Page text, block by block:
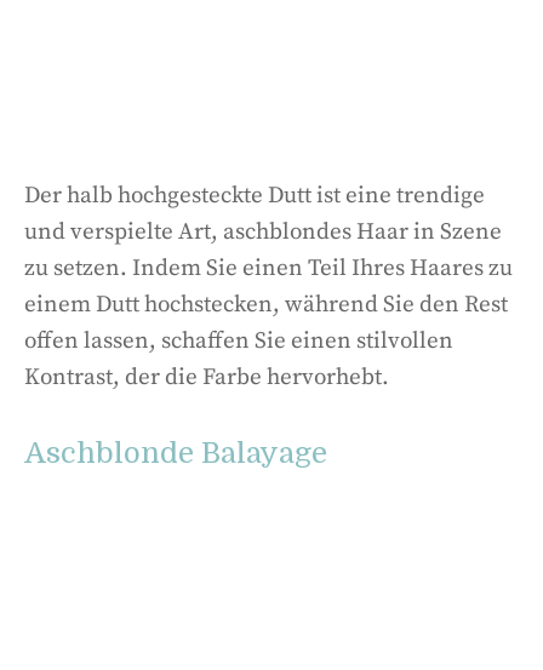
Der halb hochgesteckte Dutt ist eine trendige
und verspielte Art, aschblondes Haar in Szene
zu setzen. Indem Sie einen Teil Ihres Haares zu
einem Dutt hochstecken, während Sie den Rest
offen lassen, schaffen Sie einen stilvollen
Kontrast, der die Farbe hervorhebt.
Aschblonde Balayage